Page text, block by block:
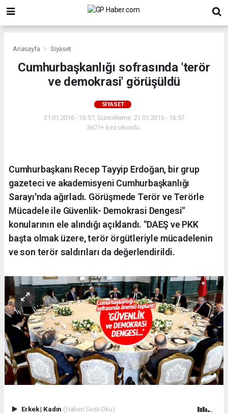
Anasayfa Siyaset
Cumhurbaşkanlığı sofrasında 'terör
ve demokrasi' görüşüldü
SIYASET
21.01.2016 - 16:57, Güncelleme: 21.01.2016 - 16:57
3671+ kez okundu.
Cumhurbaşkanı Recep Tayyip Erdoğan, bir grup
gazeteci ve akademisyeni Cumhurbaşkanlığı
Sarayı'nda ağırladı. Görüşmede Terör ve Terörle
Mücadele ile Güvenlik- Demokrasi Dengesi"
konularının ele alındığı açıklandı. "DAEŞ ve PKK
başta olmak üzere, terör örgütleriyle mücadelenin
ve son terör saldırıları da değerlendirildi.
Erkek| Kadın (Haberi Sesli Oku)